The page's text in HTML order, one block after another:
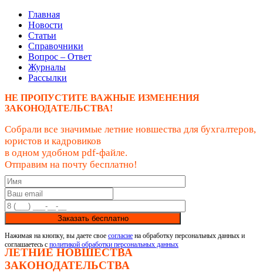
Главная
Новости
Статьи
Справочники
Вопрос – Ответ
Журналы
Рассылки
НЕ ПРОПУСТИТЕ ВАЖНЫЕ ИЗМЕНЕНИЯ
ЗАКОНОДАТЕЛЬСТВА!
Собрали все значимые летние новшества для бухгалтеров,
юристов и кадровиков
в одном удобном pdf-файле.
Отправим на почту бесплатно!
Заказать бесплатно
Нажимая на кнопку, вы даете свое согласие на обработку персональных данных и
соглашаетесь с политикой обработки персональных данных
ЛЕТНИЕ НОВШЕСТВА
ЗАКОНОДАТЕЛЬСТВА